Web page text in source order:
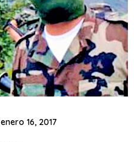
enero 16, 2017